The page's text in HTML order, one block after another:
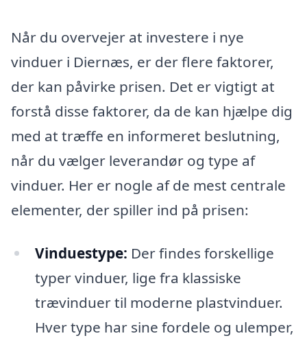
Når du overvejer at investere i nye
vinduer i Diernæs, er der flere faktorer,
der kan påvirke prisen. Det er vigtigt at
forstå disse faktorer, da de kan hjælpe dig
med at træffe en informeret beslutning,
når du vælger leverandør og type af
vinduer. Her er nogle af de mest centrale
elementer, der spiller ind på prisen:
Vinduestype: Der findes forskellige
typer vinduer, lige fra klassiske
trævinduer til moderne plastvinduer.
Hver type har sine fordele og ulemper,